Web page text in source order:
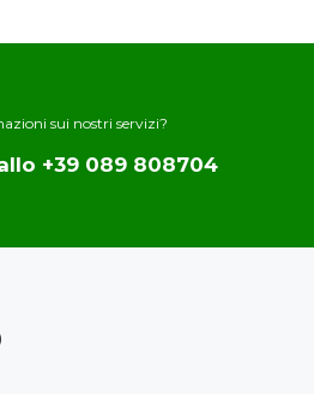
sui nostri servizi?
+39 089 808704